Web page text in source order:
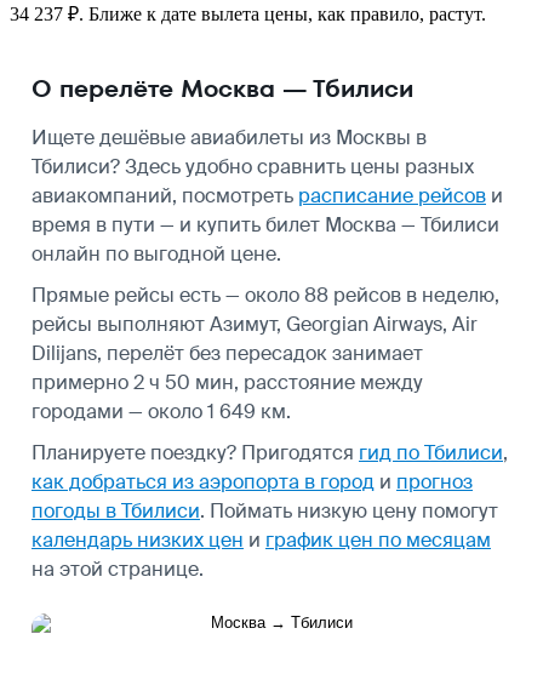
34 237 ₽. Ближе к дате вылета цены, как правило, растут.
О перелёте Москва — Тбилиси
Ищете дешёвые авиабилеты из Москвы в
Тбилиси? Здесь удобно сравнить цены разных
авиакомпаний, посмотреть расписание рейсов и
время в пути — и купить билет Москва — Тбилиси
онлайн по выгодной цене.
Прямые рейсы есть — около 88 рейсов в неделю,
рейсы выполняют Азимут, Georgian Airways, Air
Dilijans, перелёт без пересадок занимает
примерно 2 ч 50 мин, расстояние между
городами — около 1 649 км.
Планируете поездку? Пригодятся гид по Тбилиси,
как добраться из аэропорта в город и прогноз
погоды в Тбилиси. Поймать низкую цену помогут
календарь низких цен и график цен по месяцам
на этой странице.